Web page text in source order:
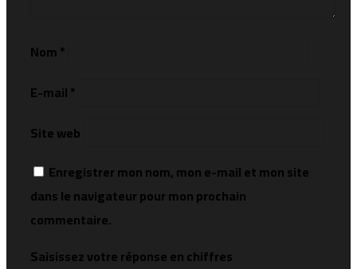
Nom*
E-mail*
Site web
Enregistrer mon nom, mon e-mail et mon site
dans le navigateur pour mon prochain
commentaire.
Saisissez votre réponse en chiffres